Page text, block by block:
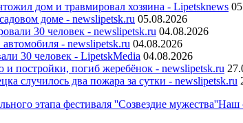
дом и травмировал хозяина - Lipetsknews
доме - newslipetsk.ru 05.08.2026
30 человек - newslipetsk.ru 04.08.2026
- newslipetsk.ru 04.08.2026
30 человек - LipetskMedia 04.08.2026
постройки, погиб жеребёнок - newslipetsk.ru
случилось два пожара за сутки - newslipetsk.ru
Наш